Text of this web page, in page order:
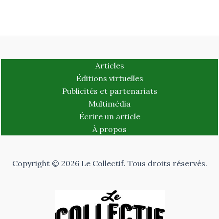
Articles
Éditions virtuelles
Publicités et partenariats
Multimédia
Écrire un article
À propos
Copyright © 2026 Le Collectif. Tous droits réservés.